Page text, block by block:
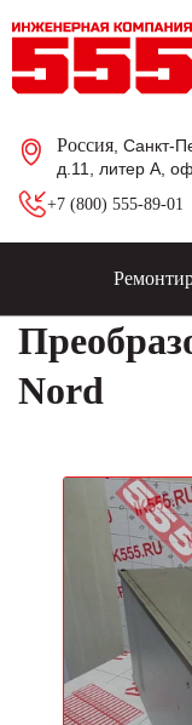
Россия , Санкт-
д.11, литер А,
+7 (800) 555-89-01
Nord